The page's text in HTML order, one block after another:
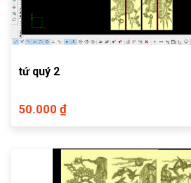
tứ quý 2
50.000 ₫